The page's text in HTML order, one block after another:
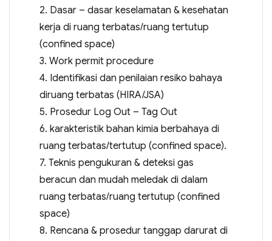
2. Dasar – dasar keselamatan & kesehatan
kerja di ruang terbatas/ruang tertutup
(confined space)
3. Work permit procedure
4. Identifikasi dan penilaian resiko bahaya
diruang terbatas (HIRA/JSA)
5. Prosedur Log Out – Tag Out
6. karakteristik bahan kimia berbahaya di
ruang terbatas/tertutup (confined space).
7. Teknis pengukuran & deteksi gas
beracun dan mudah meledak di dalam
ruang terbatas/ruang tertutup (confined
space)
8. Rencana & prosedur tanggap darurat di